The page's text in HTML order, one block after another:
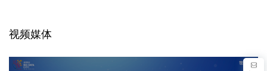
视频媒体